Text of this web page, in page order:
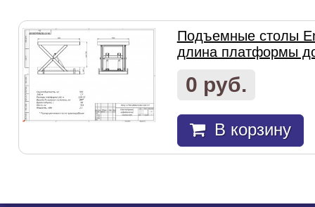
Подъемные столы
длина платформы
0 руб.
В корзину